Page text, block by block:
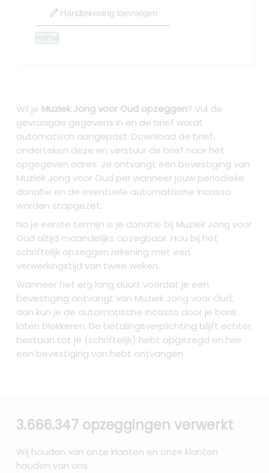
edit Handtekening toevoegen
name
Wil je Muziek Jong voor Oud opzeggen? Vul de
gevraagde gegevens in en de brief wordt
automatisch aangepast. Download de brief,
onderteken deze en verstuur de brief naar het
opgegeven adres. Je ontvangt een bevestiging van
Muziek Jong voor Oud per wanneer jouw periodieke
donatie en de eventuele automatische incasso
worden stopgezet.
Na je eerste termijn is je donatie bij Muziek Jong voor
Oud altijd maandelijks opzegbaar. Hou bij het
schriftelijk opzeggen rekening met een
verwerkingstijd van twee weken.
Wanneer het erg lang duurt voordat je een
bevestiging ontvangt van Muziek Jong voor Oud,
dan kun je de automatische incasso door je bank
laten blokkeren. De betalingsverplichting blijft echter
bestaan tot je (schriftelijk) hebt opgezegd en hier
een bevestiging van hebt ontvangen.
3.666.347 opzeggingen verwerkt
Wij houden van onze klanten en onze klanten
houden van ons